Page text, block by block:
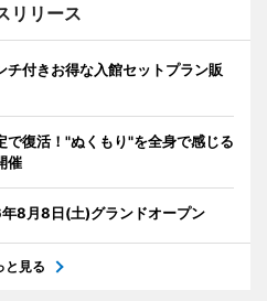
リリース
チ付きお得な入館セットプラン販
で復活！"ぬくもり"を全身で感じる
催
8月8日(土)グランドオープン
と見る